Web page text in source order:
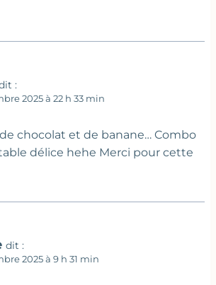
:
2025 à 22 h 33 min
chocolat et de banane… Combo
délice hehe Merci pour cette
dit :
2025 à 9 h 31 min